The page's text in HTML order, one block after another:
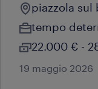
piazzola sul
tempo
22.000 € -
19 maggio 2026